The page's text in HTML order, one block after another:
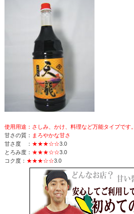
使用用途：さしみ、かけ、料理など万能タイプです。
甘さの質： まろやかな甘さ
甘さ度 ： ★★★☆☆3.0
とろみ度： ★★★☆☆3.0
コク度： ★★★☆☆3.0